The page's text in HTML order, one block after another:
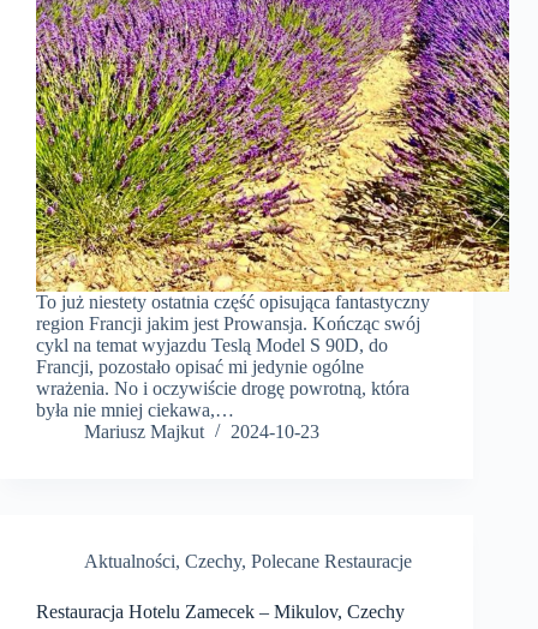
To już niestety ostatnia część opisująca fantastyczny
region Francji jakim jest Prowansja. Kończąc swój
cykl na temat wyjazdu Teslą Model S 90D, do
Francji, pozostało opisać mi jedynie ogólne
wrażenia. No i oczywiście drogę powrotną, która
była nie mniej ciekawa,…
Mariusz Majkut
2024-10-23
Aktualności, Czechy, Polecane Restauracje
Restauracja Hotelu Zamecek – Mikulov, Czechy